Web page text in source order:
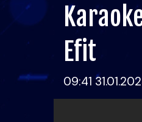
Efit
09:41